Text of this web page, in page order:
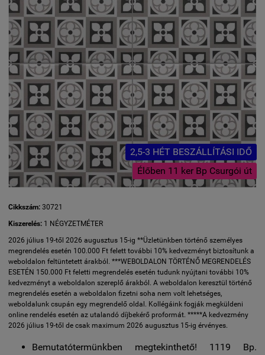
2,5-3 HÉT BESZÁLLÍTÁSI IDŐ
Élőben 11 ker Bp Csurgói út
Cikkszám: 30721
Kiszerelés: 1 NÉGYZETMÉTER
2026 július 19-től 2026 augusztus 15-ig **Üzletünkben történő személyes
megrendelés esetén 100.000 Ft felett további 10% kedvezményt biztosítunk a
weboldalon feltüntetett árakból. ***WEBOLDALON TÖRTÉNŐ MEGRENDELÉS
ESETÉN 150.000 Ft feletti megrendelés esetén tudunk nyújtani további 10%
kedvezményt a weboldalon szereplő árakból. A weboldalon keresztül történő
megrendelés esetén a weboldalon fizetni soha nem volt lehetséges,
weboldalunk csupán egy megrendelő oldal. Kollégáink fogják megküldeni
online rendelés esetén az utalandó díjbekérő proformát. *****A kedvezmény
2026 július 19-től de csak maximum 2026 augusztus 15-ig érvényes.
Bemutatótermünkben megtekinthető! 1119 Bp.